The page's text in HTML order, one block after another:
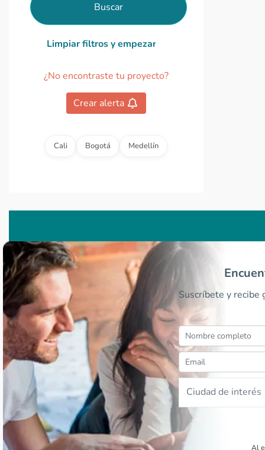
Buscar
Limpiar filtros y empezar de nuevo
¿No encontraste tu proyecto?
Crear alerta
Cali Bogotá Medellín
Suscríbete y recibe
Ciudad de interés
Al